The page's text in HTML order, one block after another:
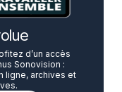
d’un accès
Sonovision :
ligne, archives et